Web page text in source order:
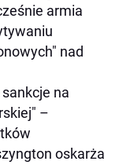
armia
nad
na
–
oskarża